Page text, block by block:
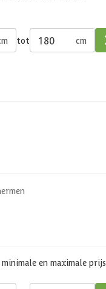
tot cm
en maximale prijs